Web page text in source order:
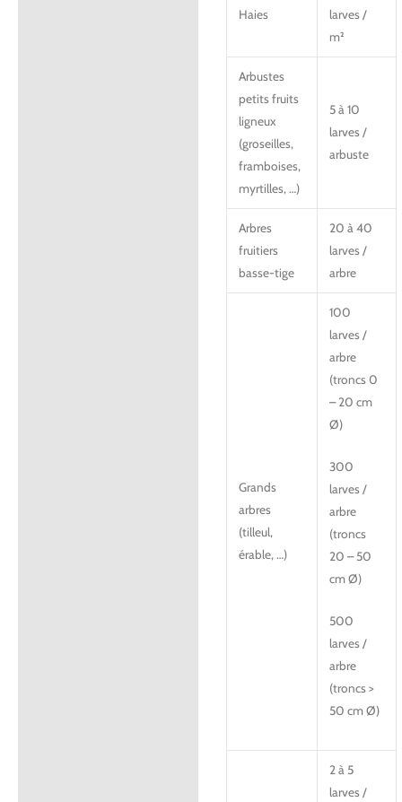
Haies
larves /
m²
Arbustes
petits fruits
ligneux
(groseilles,
framboises,
myrtilles, …)
5 à 10
larves /
arbuste
Arbres
fruitiers
basse-tige
20 à 40
larves /
arbre
Grands
arbres
(tilleul,
érable, …)
100
larves /
arbre
(troncs 0
– 20 cm
Ø)
300
larves /
arbre
(troncs
20 – 50
cm Ø)
500
larves /
arbre
(troncs >
50 cm Ø)
2 à 5
larves /